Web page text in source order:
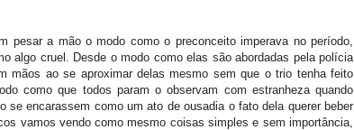
pesar a mão o modo como o preconceito imperava no período,
algo cruel. Desde o modo como elas são abordadas pela polícia
mãos ao se aproximar delas mesmo sem que o trio tenha feito
como que todos param o observam com estranheza quando
se encarassem como um ato de ousadia o fato dela querer beber
vamos vendo como mesmo coisas simples e sem importância,